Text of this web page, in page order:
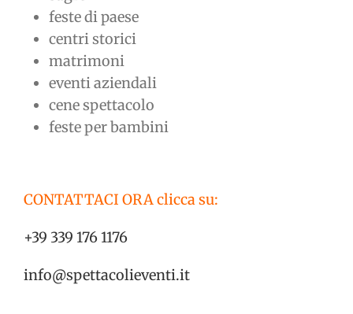
feste di paese
centri storici
matrimoni
eventi aziendali
cene spettacolo
feste per bambini
CONTATTACI ORA clicca su:
+39 339 176 1176
info@spettacolieventi.it